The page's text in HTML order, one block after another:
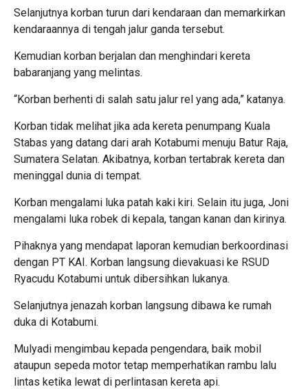
Selanjutnya korban turun dari kendaraan dan memarkirkan
kendaraannya di tengah jalur ganda tersebut.
Kemudian korban berjalan dan menghindari kereta
babaranjang yang melintas.
“Korban berhenti di salah satu jalur rel yang ada,” katanya.
Korban tidak melihat jika ada kereta penumpang Kuala
Stabas yang datang dari arah Kotabumi menuju Batur Raja,
Sumatera Selatan. Akibatnya, korban tertabrak kereta dan
meninggal dunia di tempat.
Korban mengalami luka patah kaki kiri. Selain itu juga, Joni
mengalami luka robek di kepala, tangan kanan dan kirinya.
Pihaknya yang mendapat laporan kemudian berkoordinasi
dengan PT KAI. Korban langsung dievakuasi ke RSUD
Ryacudu Kotabumi untuk dibersihkan lukanya.
Selanjutnya jenazah korban langsung dibawa ke rumah
duka di Kotabumi.
Mulyadi mengimbau kepada pengendara, baik mobil
ataupun sepeda motor tetap memperhatikan rambu lalu
lintas ketika lewat di perlintasan kereta api.